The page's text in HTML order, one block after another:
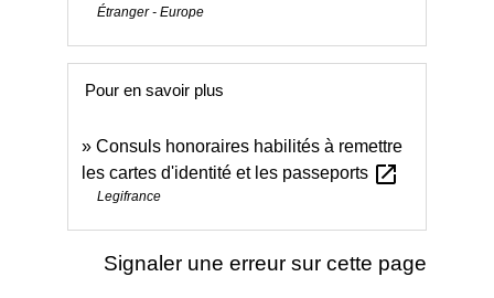
Étranger - Europe
Pour en savoir plus
Consuls honoraires habilités à remettre
les cartes d'identité et les passeports open_in_new
Legifrance
Signaler une erreur sur cette page